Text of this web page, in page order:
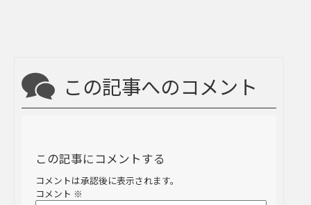
この記事へのコメント
この記事にコメントする
コメントは承認後に表示されます。
コメント ※